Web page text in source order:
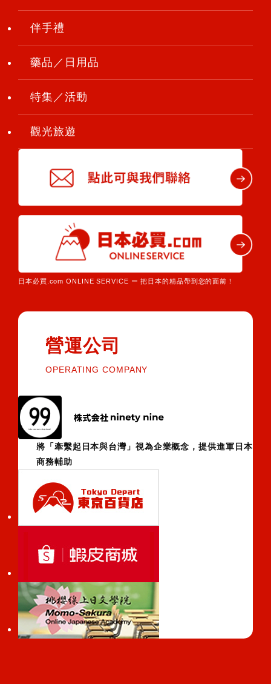
伴手禮
藥品／日用品
特集／活動
觀光旅遊
日本必買.com ONLINE SERVICE ー 把日本的精品帶到您的面前！
營運公司
OPERATING COMPANY
將「牽繫起日本與台灣」視為企業概念，提供進軍日本
商務輔助